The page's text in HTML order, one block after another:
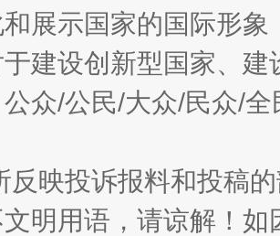
展示国家的国际形
建设创新型国家、
众/公民/大众/民众/
反映投诉报料和投稿
明用语，请谅解！